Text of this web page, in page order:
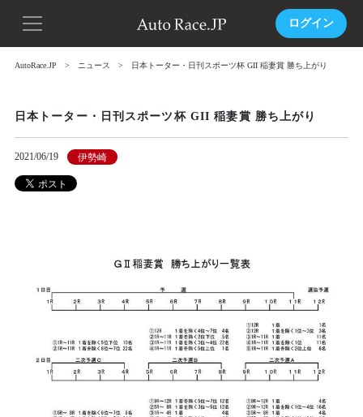
ログイン
AutoRace.JP ニュース 日本トーター・日刊スポーツ杯 GII 稲妻賞 勝ち上がり
日本トーター・日刊スポーツ杯 GII 稲妻賞 勝ち上がり
2021/06/19 伊勢崎